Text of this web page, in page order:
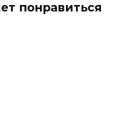
понравиться